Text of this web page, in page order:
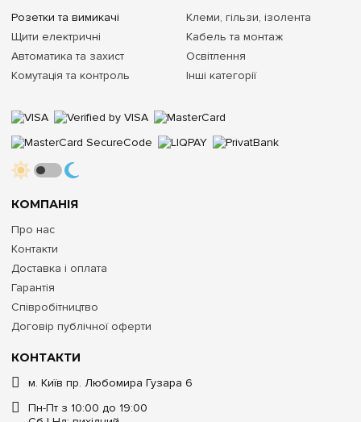
КОНТАКТИ
м. Київ пр. Любомира Гузара 6
Пн-Пт з 10:00 до 19:00
КОМПАНІЯ
Про нас
Контакти
Доставка і оплата
Гарантія
Співробітництво
Договір публічної оферти
Розетки та вимикачі
Щити електричні
Автоматика та захист
Комутація та контроль
Клеми, гільзи, ізолента
Кабель та монтаж
Освітлення
Інші категорії